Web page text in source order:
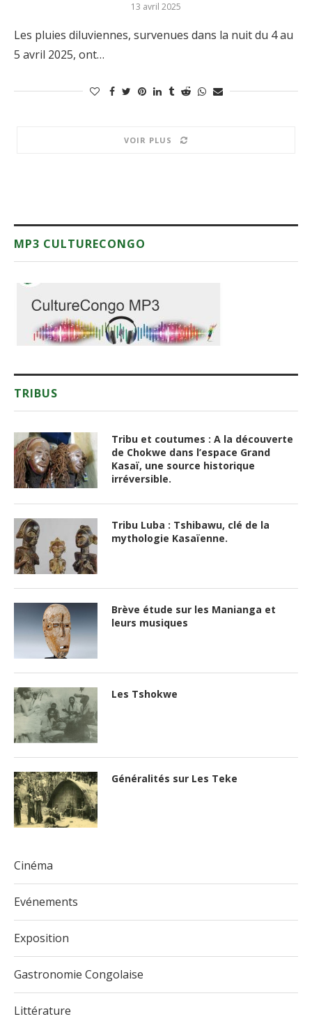
13 avril 2025
Les pluies diluviennes, survenues dans la nuit du 4 au
5 avril 2025, ont…
VOIR PLUS
MP3 CULTURECONGO
TRIBUS
Tribu et coutumes : A la découverte
de Chokwe dans l’espace Grand
Kasaï, une source historique
irréversible.
Tribu Luba : Tshibawu, clé de la
mythologie Kasaïenne.
Brève étude sur les Manianga et
leurs musiques
Les Tshokwe
Généralités sur Les Teke
Cinéma
Evénements
Exposition
Gastronomie Congolaise
Littérature